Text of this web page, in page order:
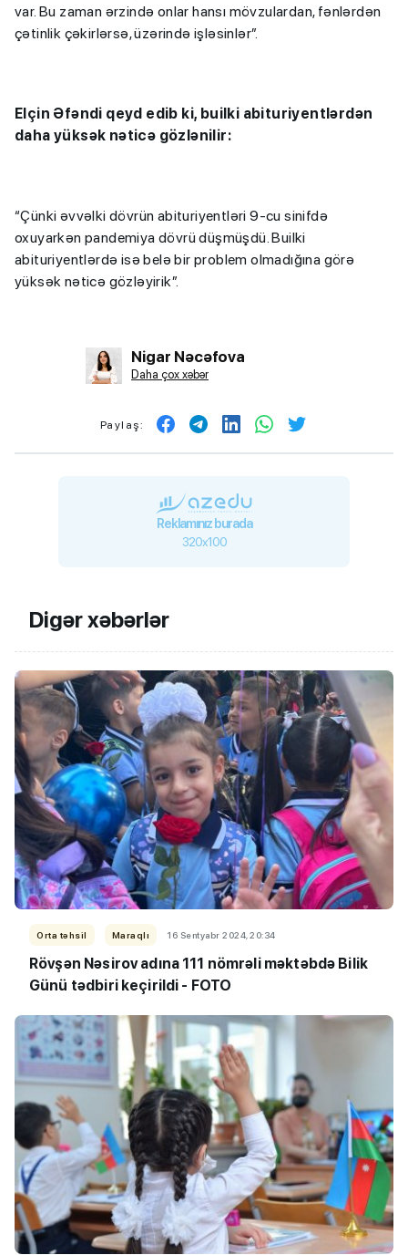
var. Bu zaman ərzində onlar hansı mövzulardan, fənlərdən
çətinlik çəkirlərsə, üzərində işləsinlər”.
Elçin Əfəndi qeyd edib ki, builki abituriyentlərdən
daha yüksək nəticə gözlənilir:
“Çünki əvvəlki dövrün abituriyentləri 9-cu sinifdə
oxuyarkən pandemiya dövrü düşmüşdü. Builki
abituriyentlərdə isə belə bir problem olmadığına görə
yüksək nəticə gözləyirik”.
Nigar Nəcəfova
Daha çox xəbər
Paylaş:
Reklamınız burada
320x100
Digər xəbərlər
Orta təhsil Maraqlı 16 Sentyabr 2024, 20:34
Rövşən Nəsirov adına 111 nömrəli məktəbdə Bilik
Günü tədbiri keçirildi - FOTO